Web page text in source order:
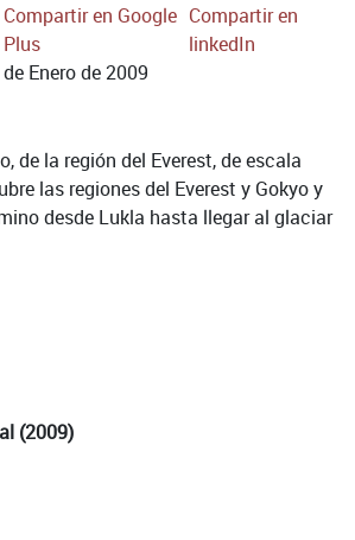
Compartir en Google
Plus
Compartir en
linkedIn
Enero de 2009
de la región del Everest, de escala
las regiones del Everest y Gokyo y
desde Lukla hasta llegar al glaciar
(2009)